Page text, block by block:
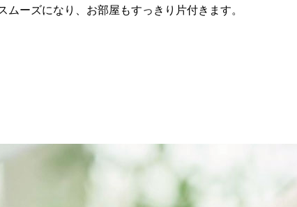
ムーズになり、お部屋もすっきり片付きます。